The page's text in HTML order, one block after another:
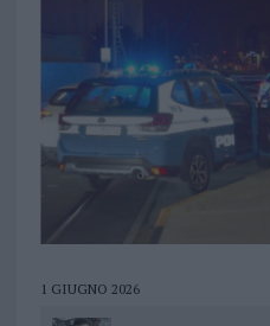
1 GIUGNO 2026